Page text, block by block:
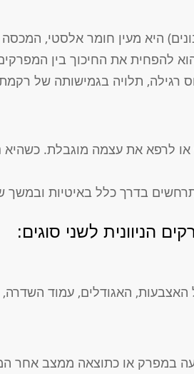
היא מעין חומר אלסטי,
להפחית את החיכוך בין
רגילה, תלויה בגמישותה של
לרפא את עצמה מוגבלת. כשהיא
בדרך כלל באיטיות ובמשך
הניוונית לשני סוגים:
האגודלים, עמוד השדרה,
במפרק או כתוצאה ממצב אחר